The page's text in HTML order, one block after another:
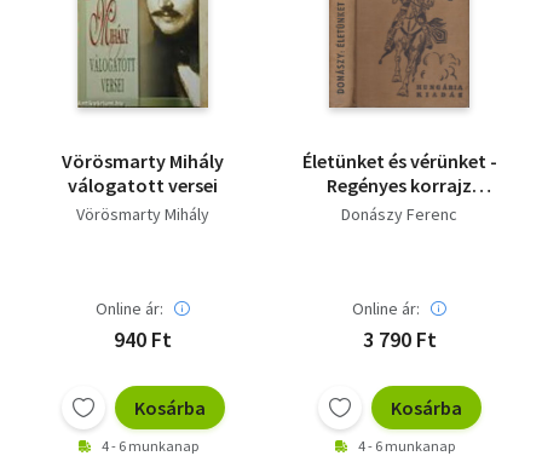
Vörösmarty Mihály
válogatott versei
Vörösmarty Mihály
Online ár:
940 Ft
Kosárba
4 - 6 munkanap
Életünket és vérünket -
Regényes korrajz
Mária Terézia királyné
Donászy Ferenc
Online ár:
3 790 Ft
Kosárba
4 - 6 munkanap